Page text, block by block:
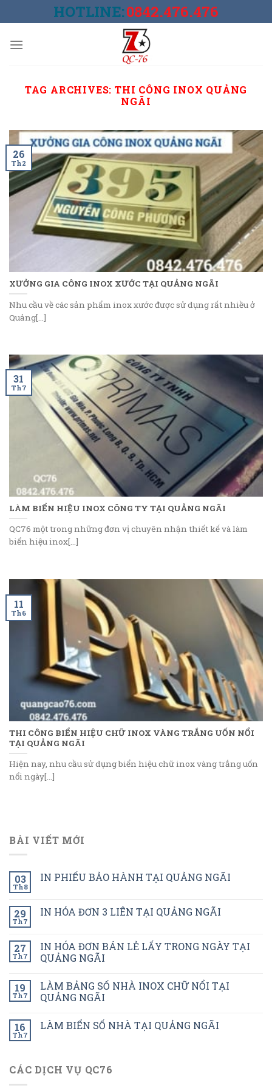
to
HOTLINE:0842.476.476
TAG ARCHIVES: THI CÔNG INOX QUẢNG
NGÃI
XƯỞNG GIA CÔNG INOX XƯỚC TẠI QUẢNG NGÃI
Nhu cầu về các sản phẩm inox xước được sử dụng rất nhiều ở
Quảng[...]
26
Th2
LÀM BIỂN HIỆU INOX CÔNG TY TẠI QUẢNG NGÃI
QC76 một trong những đơn vị chuyên nhận thiết kế và làm
biển hiệu inox[...]
31
Th7
THI CÔNG BIỂN HIỆU CHỮ INOX VÀNG TRẮNG UỐN NỔI
TẠI QUẢNG NGÃI
Hiện nay, nhu cầu sử dụng biển hiệu chữ inox vàng trắng uốn
nổi ngày[...]
11
Th6
BÀI VIẾT MỚI
03
Th8
IN PHIẾU BẢO HÀNH TẠI QUẢNG NGÃI
29
Th7
IN HÓA ĐƠN 3 LIÊN TẠI QUẢNG NGÃI
27
Th7
IN HÓA ĐƠN BÁN LẺ LẤY TRONG NGÀY TẠI
QUẢNG NGÃI
19
Th7
LÀM BẢNG SỐ NHÀ INOX CHỮ NỔI TẠI
QUẢNG NGÃI
16
Th7
LÀM BIỂN SỐ NHÀ TẠI QUẢNG NGÃI
CÁC DỊCH VỤ QC76